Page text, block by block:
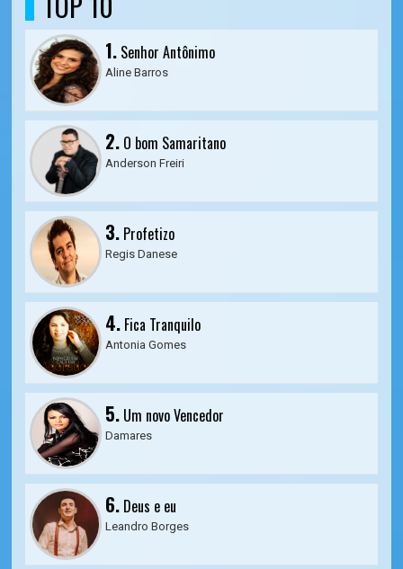
1. Senhor Antônimo
Aline Barros
2. O bom Samaritano
Anderson Freiri
3. Profetizo
Regis Danese
4. Fica Tranquilo
Antonia Gomes
5. Um novo Vencedor
Damares
6. Deus e eu
Leandro Borges